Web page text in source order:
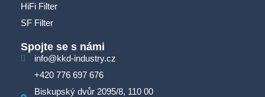
HiFi Filter
SF Filter
Spojte se s námi
info@kkd-industry.cz
+420 776 697 676
Biskupský dvůr 2095/8, 110 00